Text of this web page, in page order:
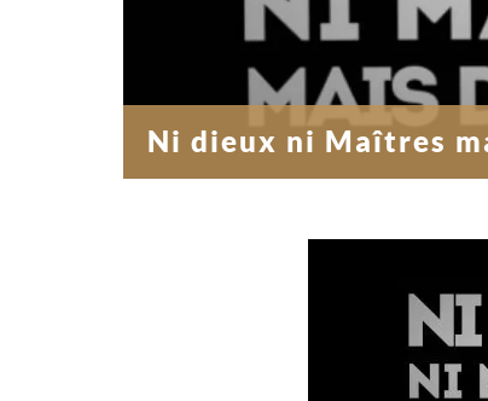
Ni dieux ni Maîtres